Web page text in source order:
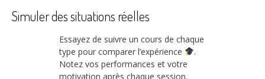
Simuler des situations réelles
Essayez de suivre un cours de chaque
type pour comparer l’expérience
.
Notez vos performances et votre
motivation après chaque session.